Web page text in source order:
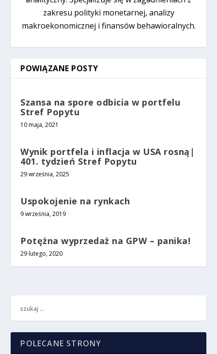
zakresu polityki monetarnej, analizy
makroekonomicznej i finansów behawioralnych.
POWIĄZANE POSTY
Szansa na spore odbicia w portfelu
Stref Popytu
10 maja, 2021
Wynik portfela i inflacja w USA rosną|
401. tydzień Stref Popytu
29 września, 2025
Uspokojenie na rynkach
9 września, 2019
Potężna wyprzedaż na GPW – panika!
29 lutego, 2020
POLECANE STRONY